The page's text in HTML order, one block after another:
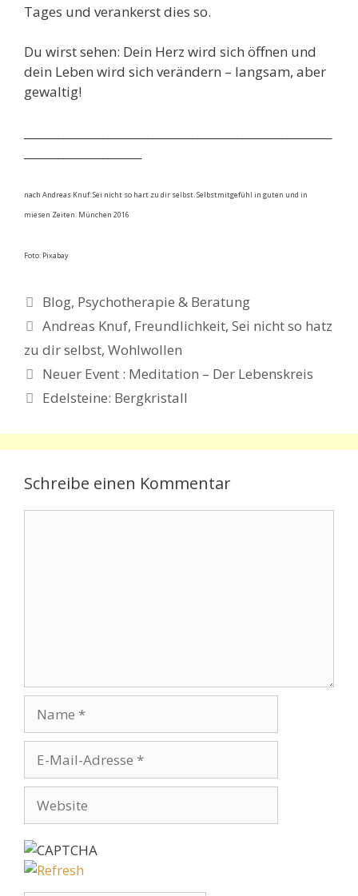
Tages und verankerst dies so.
Du wirst sehen: Dein Herz wird sich öffnen und
dein Leben wird sich verändern – langsam, aber
gewaltig!
nach Andreas Knuf: Sei nicht so hart zu dir selbst. Selbstmitgefühl in guten und in
miesen Zeiten. München 2016
Foto: Pixabay
Kategorien
Blog, Psychotherapie & Beratung
Schlagwörter
Andreas Knuf, Freundlichkeit,Sei nicht so hatz
zu dir selbst, Wohlwollen
Neuer Event : Meditation – Der Lebenskreis
Edelsteine: Bergkristall
Schreibe einen Kommentar
Mail-
Adresse